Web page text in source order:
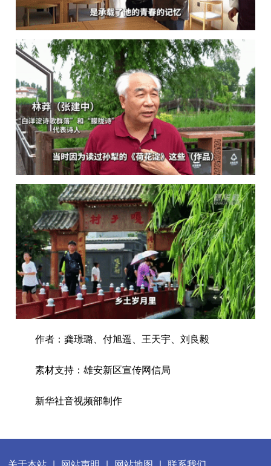
作者：龚璟璐、付旭遥、王天宇、刘良毅
素材支持：雄安新区宣传网信局
新华社音视频部制作